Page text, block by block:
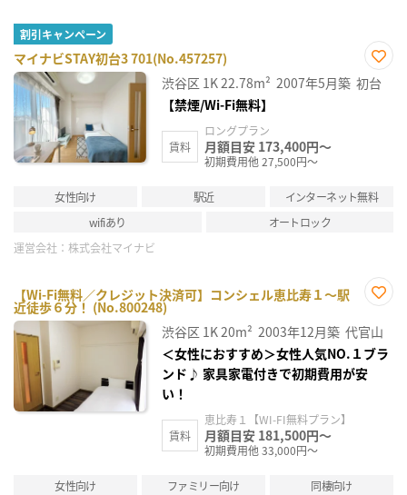
割引キャンペーン
マイナビSTAY初台3 701(No.457257)
お気
に入
渋谷区 1K22.78m² 2007年5月築 初台
【禁煙/Wi-Fi無料】
賃料
ロングプラン
月額目安 173,400円～
初期費用他 27,500円～
女性向け 駅近
インターネット無料
wifiあり
オートロック
運営会社： 株式会社マイナビ
【Wi-Fi無料／クレジット決済可】コンシェル恵比寿１～駅
近徒歩６分！ (No.800248)
に入
り登
録
渋谷区 1K20m² 2003年12月築 代官山
＜女性におすすめ＞女性人気NO.１ブラ
ンド♪ 家具家電付きで初期費用が安
い！
賃料
恵比寿１【WI-FI無料プラン】
月額目安 181,500円～
初期費用他 33,000円～
女性向け ファミリー向け
同棲向け